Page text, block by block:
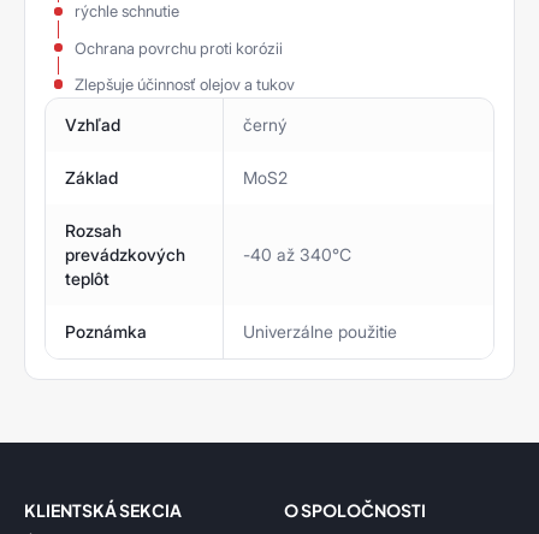
rýchle schnutie
Ochrana povrchu proti korózii
Zlepšuje účinnosť olejov a tukov
Vzhľad černý
Základ MoS2
Rozsah
prevádzkových
teplôt
-40 až 340°C
Poznámka Univerzálne použitie
KLIENTSKÁ SEKCIA O SPOLOČNOSTI